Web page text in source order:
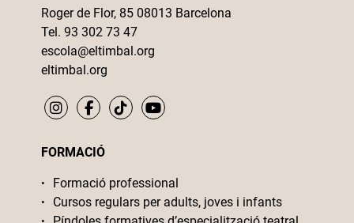
Roger de Flor, 85 08013 Barcelona
Tel. 93 302 73 47
escola@eltimbal.org
eltimbal.org
FORMACIÓ
Formació professional
Cursos regulars per adults, joves i infants